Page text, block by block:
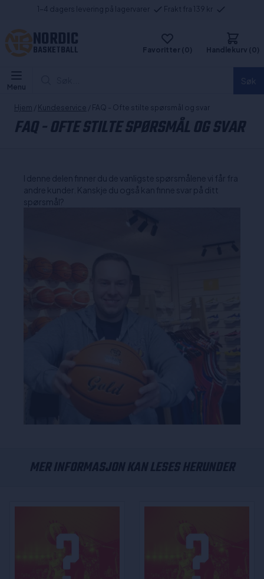
1-4 dagers levering på lagervarer Frakt fra 139 kr
NORDIC
BASKETBALL Favoritter (0) Handlekurv (0)
Menu
Hjem / Kundeservice / FAQ - Ofte stilte spørsmål og svar
FAQ - OFTE STILTE SPØRSMÅL OG SVAR
I denne delen finner du de vanligste spørsmålene vi får fra
andre kunder. Kanskje du også kan finne svar på ditt
spørsmål?
MER INFORMASJON KAN LESES HERUNDER